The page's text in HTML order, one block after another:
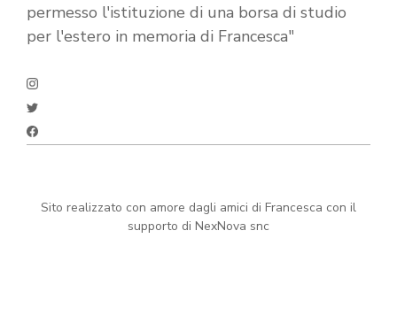
permesso l'istituzione di una borsa di studio
per l'estero in memoria di Francesca"
Sito realizzato con amore dagli amici di Francesca con il
supporto di NexNova snc